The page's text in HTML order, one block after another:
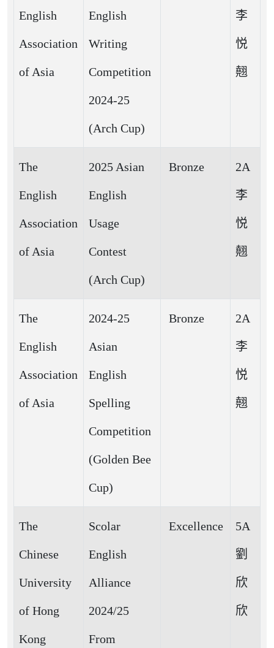
English
Association
of Asia
English
Writing
Competition
2024-25
(Arch Cup)
李
悦
翹
The
English
Association
of Asia
2025 Asian
English
Usage
Contest
(Arch Cup)
Bronze 2A
李
悦
翹
The
English
Association
of Asia
2024-25
Asian
English
Spelling
Competition
(Golden Bee
Cup)
Bronze 2A
李
悦
翹
The
Chinese
University
of Hong
Kong
Scolar
English
Alliance
2024/25
From
Excellence 5A
劉
欣
欣